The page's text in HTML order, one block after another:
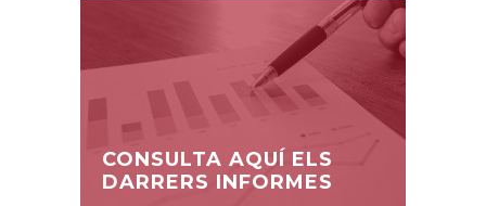
CONSULTA AQUÍ ELS
DARRERS INFORMES